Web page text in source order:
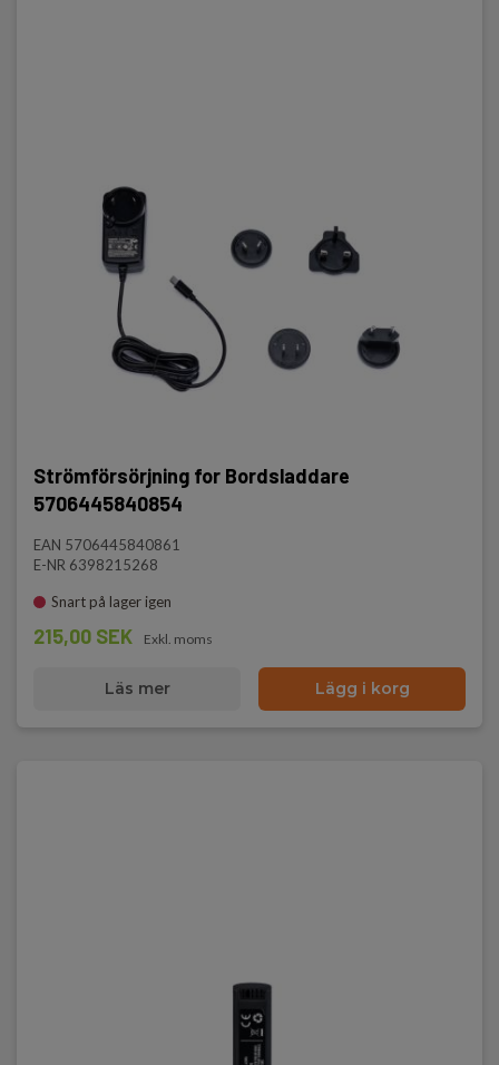
Strömförsörjning for Bordsladdare
5706445840854
EAN 5706445840861
E-NR 6398215268
Snart på lager igen
215,00 SEK Exkl. moms
Läs mer Lägg i korg